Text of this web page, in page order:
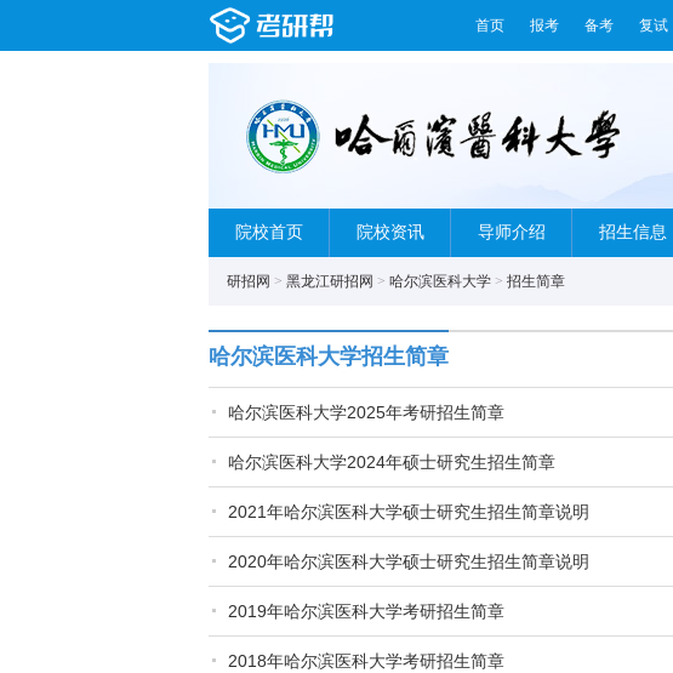
首页 报考 备考 复试
院校首页 院校资讯 导师介绍 招生信息
研招网 > 黑龙江研招网 > 哈尔滨医科大学 > 招生简章
哈尔滨医科大学招生简章
哈尔滨医科大学2025年考研招生简章
哈尔滨医科大学2024年硕士研究生招生简章
2021年哈尔滨医科大学硕士研究生招生简章说明
2020年哈尔滨医科大学硕士研究生招生简章说明
2019年哈尔滨医科大学考研招生简章
2018年哈尔滨医科大学考研招生简章